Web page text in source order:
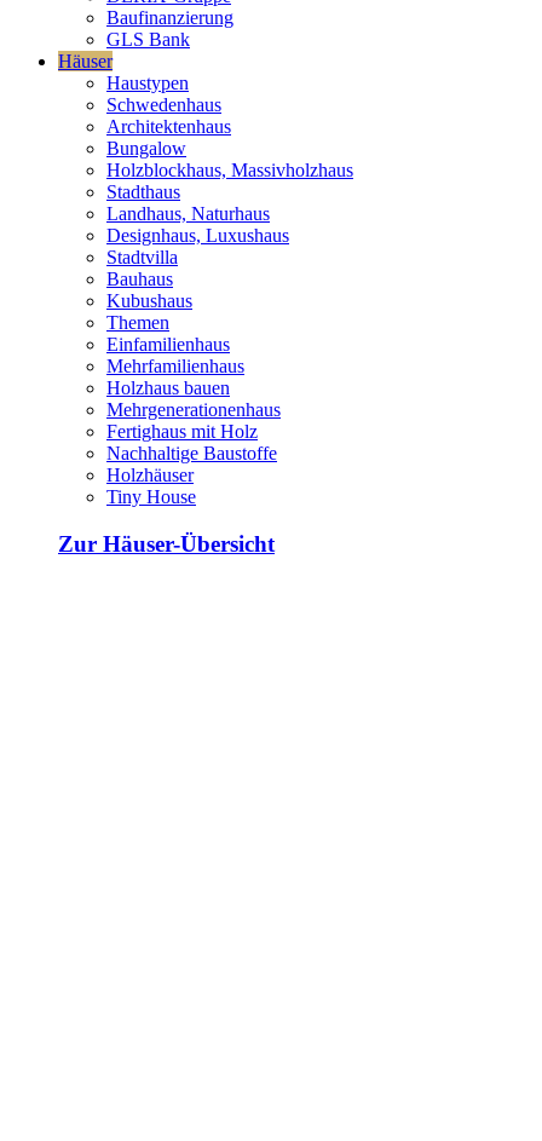
Baufinanzierung
GLS Bank
Häuser
Haustypen
Schwedenhaus
Architektenhaus
Bungalow
Holzblockhaus, Massivholzhaus
Stadthaus
Landhaus, Naturhaus
Designhaus, Luxushaus
Stadtvilla
Bauhaus
Kubushaus
Themen
Einfamilienhaus
Mehrfamilienhaus
Holzhaus bauen
Mehrgenerationenhaus
Fertighaus mit Holz
Nachhaltige Baustoffe
Holzhäuser
Tiny House
Zur Häuser-Übersicht